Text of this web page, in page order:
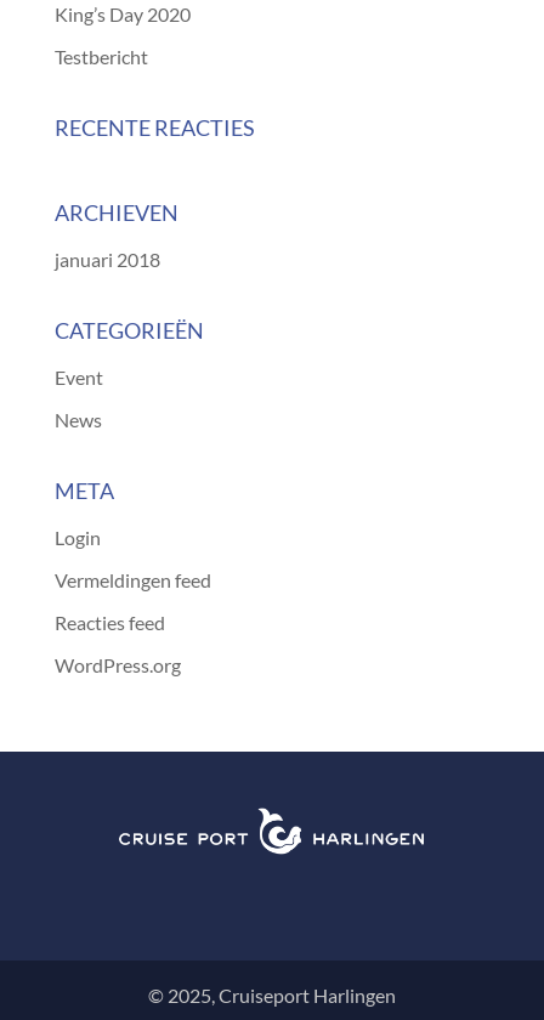
King’s Day 2020
Testbericht
RECENTE REACTIES
ARCHIEVEN
januari 2018
CATEGORIEËN
Event
News
META
Login
Vermeldingen feed
Reacties feed
WordPress.org
© 2025, Cruiseport Harlingen